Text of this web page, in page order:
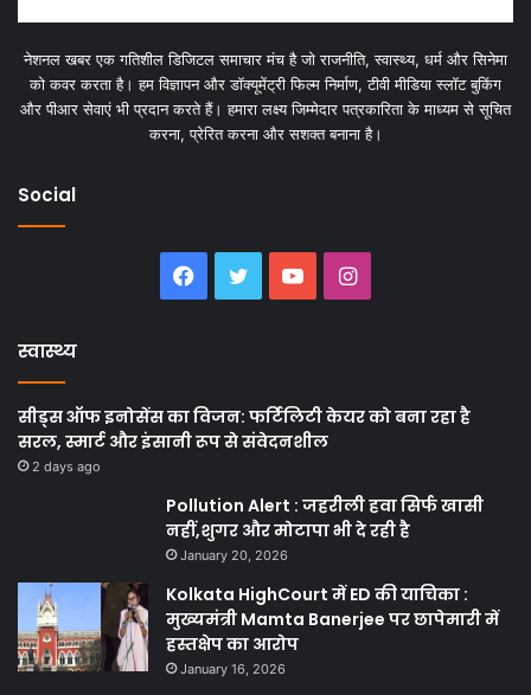
नेशनल खबर एक गतिशील डिजिटल समाचार मंच है जो राजनीति, स्वास्थ्य, धर्म और सिनेमा
को कवर करता है। हम विज्ञापन और डॉक्यूमेंट्री फिल्म निर्माण, टीवी मीडिया स्लॉट बुकिंग
और पीआर सेवाएं भी प्रदान करते हैं। हमारा लक्ष्य जिम्मेदार पत्रकारिता के माध्यम से सूचित
करना, प्रेरित करना और सशक्त बनाना है।
Social
Facebook
TwitterYouTubeInstagram
स्वास्थ्य
सीड्स ऑफ इनोसेंस का विजन: फर्टिलिटी केयर को बना रहा है
सरल, स्मार्ट और इंसानी रूप से संवेदनशील
2 days ago
Pollution Alert : जहरीली हवा सिर्फ खासी
नहीं,शुगर और मोटापा भी दे रही है
January 20, 2026
Kolkata HighCourt में ED की याचिका :
मुख्यमंत्री Mamta Banerjee पर छापेमारी में
हस्तक्षेप का आरोप
January 16, 2026